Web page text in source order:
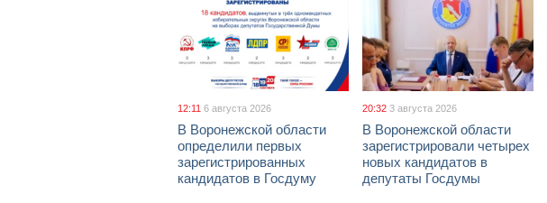
12:11 6 августа 2026
В Воронежской области
определили первых
зарегистрированных
кандидатов в Госдуму
20:32 3 августа 2026
В Воронежской области
зарегистрировали четырех
новых кандидатов в
депутаты Госдумы